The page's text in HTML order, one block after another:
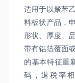
适用于以聚苯
料板状产品，
形状、厚度、
带有铝箔覆面
的基本特征重
码，退税率